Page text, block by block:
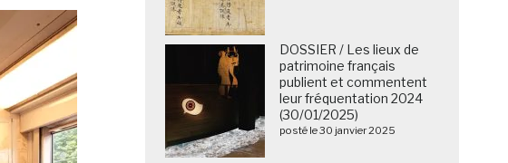
DOSSIER / Les lieux de
patrimoine français
publient et commentent
leur fréquentation 2024
(30/01/2025)
posté le 30 janvier 2025